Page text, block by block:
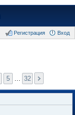
Вход
Регистрация
5 32